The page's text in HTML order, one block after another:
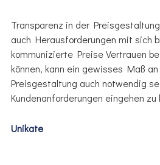
Transparenz in der
auch Herausforderungen mit sich
kommunizierte Preise Vertrauen
können, kann ein gewisses Maß
Preisgestaltung auch notwendig
Kundenanforderungen eingehen zu
Unikate